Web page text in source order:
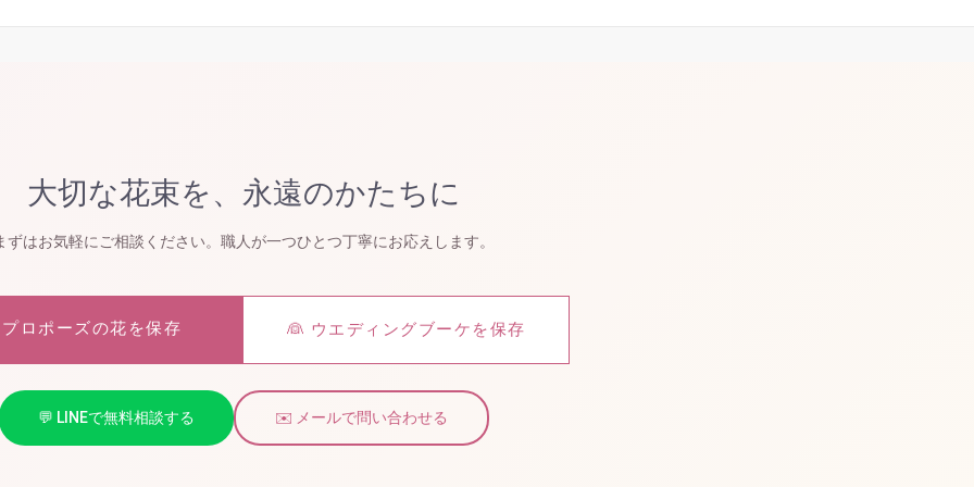
大切な花束を、永遠のかたちに
ずはお気軽にご相談ください。職人が一つひとつ丁寧にお応えします。
ロポーズの花を保存 👰 ウエディングブーケを保存
💬 LINEで無料相談する ✉️ メールで問い合わせる